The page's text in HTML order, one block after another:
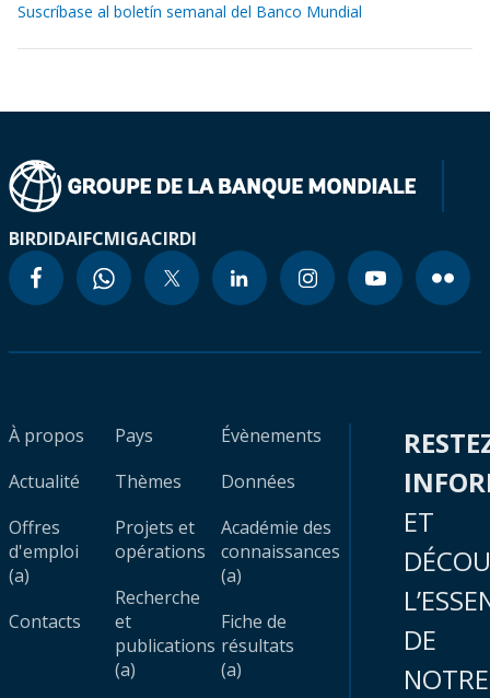
Suscríbase al boletín semanal del Banco Mundial
BIRDIDAIFCMIGACIRDI
À propos
Actualité
Offres
d'emploi
(a)
Contacts
Pays
Thèmes
Projets et
opérations
Recherche
et
publications
(a)
Évènements
Données
Académie des
connaissances
(a)
Fiche de
résultats
(a)
ET
DE
NOTRE